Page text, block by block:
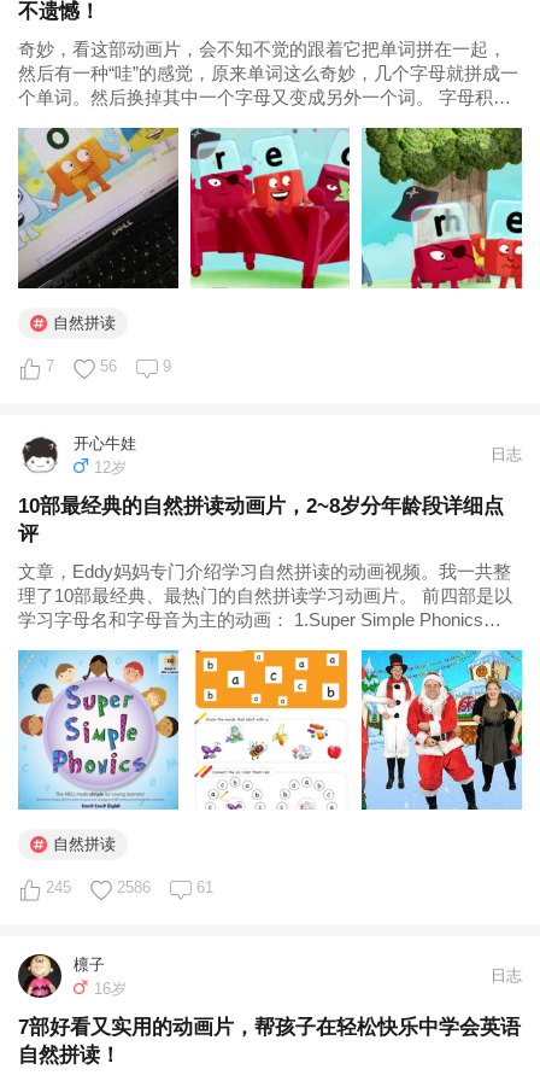
不遗憾！
奇妙，看这部动画片，会不知不觉的跟着它把单词拼在一起，
然后有一种“哇”的感觉，原来单词这么奇妙，几个字母就拼成一
个单词。然后换掉其中一个字母又变成另外一个词。 字母积木
像和闺蜜聊电视剧情一样，能够更深入了解动画的内容，使人
印象深刻！解放...
自然拼读
7 56 9
开心牛娃
12岁
日志
10部最经典的自然拼读动画片，2~8岁分年龄段详细点
评
文章，Eddy妈妈专门介绍学习自然拼读的动画视频。我一共整
理了10部最经典、最热门的自然拼读学习动画片。 前四部是以
学习字母名和字母音为主的动画： 1.Super Simple Phonics
部是以...
自然拼读
245 2586 61
檩子
16岁
日志
7部好看又实用的动画片，帮孩子在轻松快乐中学会英语
自然拼读！